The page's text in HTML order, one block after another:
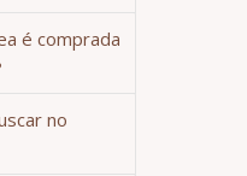
é comprada
no